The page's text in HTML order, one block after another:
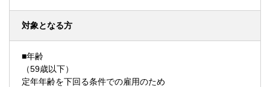
対象となる方
■年齢
（59歳以下）
定年年齢を下回る条件での雇用のため